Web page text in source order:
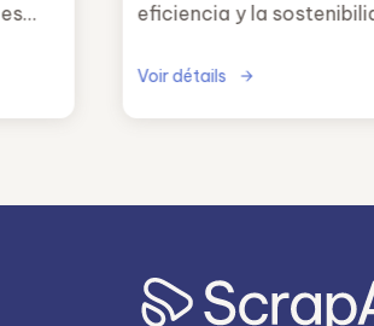
eficiencia y la
blockchain y las
perfila como más
ecológico.
Voir détails